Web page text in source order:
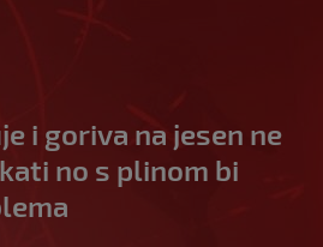
i goriva na jesen ne
no s plinom bi